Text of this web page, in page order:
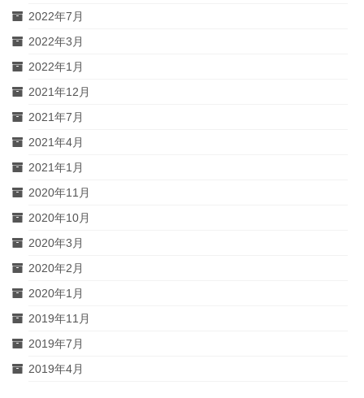
2022年7月
2022年3月
2022年1月
2021年12月
2021年7月
2021年4月
2021年1月
2020年11月
2020年10月
2020年3月
2020年2月
2020年1月
2019年11月
2019年7月
2019年4月